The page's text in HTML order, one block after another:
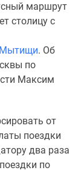
маршрут
столицу с
Мытищи. Об
по
Максим
от
поездки
два раза
по